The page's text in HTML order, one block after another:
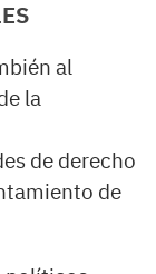
al
la
de derecho
de